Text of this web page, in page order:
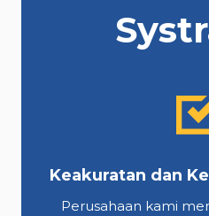
Keakuratan dan
Perusahaan kami